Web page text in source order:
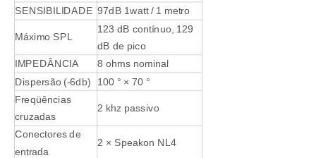
SENSIBILIDADE 97dB 1watt / 1 metro
Máximo SPL
123 dB contínuo, 129
dB de pico
IMPEDÂNCIA
8 ohms nominal
Dispersão (-6db)
100 ° × 70 °
Freqüências
cruzadas
2 khz passivo
Conectores de
entrada
2 × Speakon NL4